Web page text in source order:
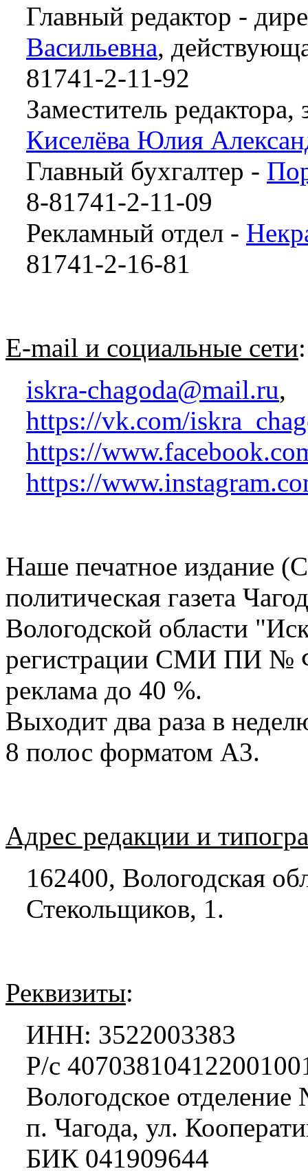
Главный редактор -
Васильевна,
81741-2-11-92
Заместитель
Киселёва Юлия
Главный бухгалтер -
8-81741-2-11-09
Рекламный отдел -
81741-2-16-81
E-mail и социальные сети:
iskra-chagoda@mail.ru,
https://vk.com/
https://
https://
Наше печатное издание
политическая газета
Вологодской области
регистрации СМИ ПИ №
реклама до 40 %.
Выходит два раза в
8 полос форматом А3.
Адрес редакции и
162400, Вологодская
Стекольщиков, 1.
Реквизиты:
ИНН: 3522003383
Р/с
Вологодское
п. Чагода, ул.
БИК 041909644